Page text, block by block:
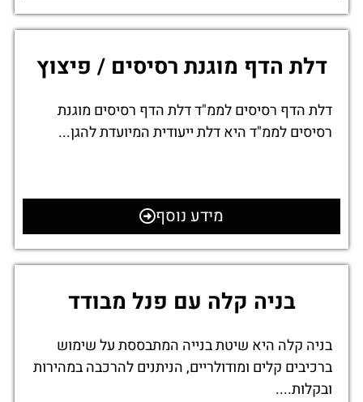
דלת הדף מוגנת רסיסים / פיצוץ
דלת הדף רסיסים לממ"ד דלת הדף רסיסים מוגנת
רסיסים לממ"ד היא דלת ייעודית המיועדת להגן...
מידע נוסף
בניה קלה עם פנל מבודד
בניה קלה היא שיטת בנייה המתבססת על שימוש
ברכיבים קלים ומודולריים, הניתנים להרכבה במהירות
ובקלות....